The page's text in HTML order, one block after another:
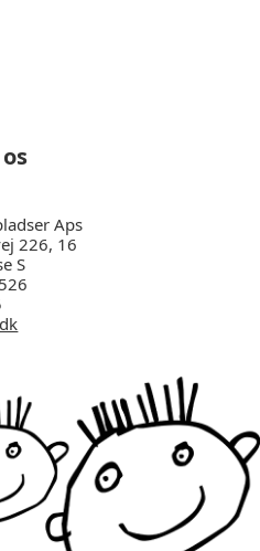
Aps
226, 16
S